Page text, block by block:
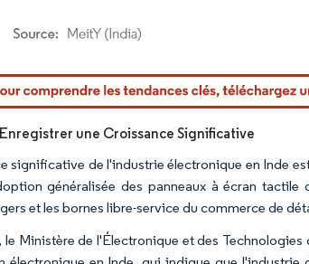
La réutilisation nécessite une attribution sous CC BY 4.0.
une Croissance Significative
significative de l'industrie électronique en Inde
généralisée des panneaux à écran
et les bornes libre-service du commerce de
le Ministère de l'Électronique et des